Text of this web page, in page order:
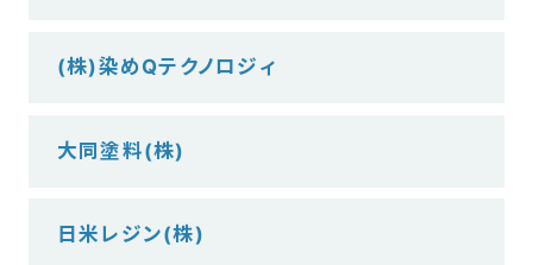
(株)染めQテクノロジィ
大同塗料(株)
日米レジン(株)